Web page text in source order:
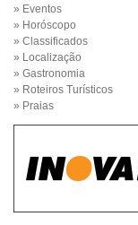
» Eventos
» Horóscopo
» Classificados
» Localização
» Gastronomia
» Roteiros Turísticos
» Praias